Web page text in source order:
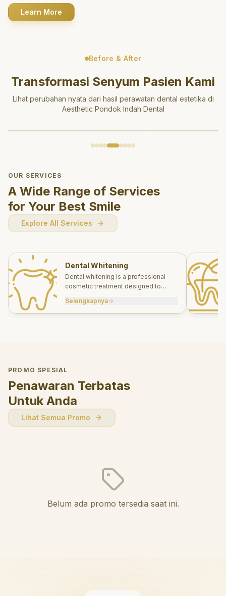
Learn More
Before & After
Transformasi Senyum Pasien Kami
Lihat perubahan nyata dari hasil perawatan dental estetika di
Aesthetic Pondok Indah Dental
OUR SERVICES
A Wide Range of Services
for Your Best Smile
Explore All Services
Dental Whitening
Dental whitening is a professional
cosmetic treatment designed to
effectively.
Selengkapnya
PROMO SPESIAL
Penawaran Terbatas
Untuk Anda
Lihat Semua Promo
Belum ada promo tersedia saat ini.